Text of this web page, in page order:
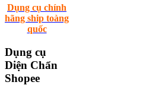
Dụng cụ chính
hãng ship toàng
quốc
Dụng cụ
Diện Chẩn
Shopee